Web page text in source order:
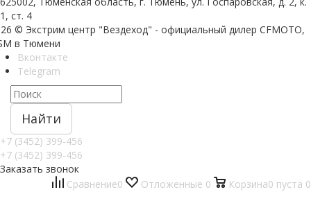
1, ст. 4
© Экстрим центр "Вездеход" - официальный дилер CFMOTO,
в Тюмени
Вконтакте
Telegram
Найти
+7 (3452) 399-456
+7 (3452) 399-456
Заказать звонок
Сравнение0 Отложенные 0 Корзина0 пуста 0